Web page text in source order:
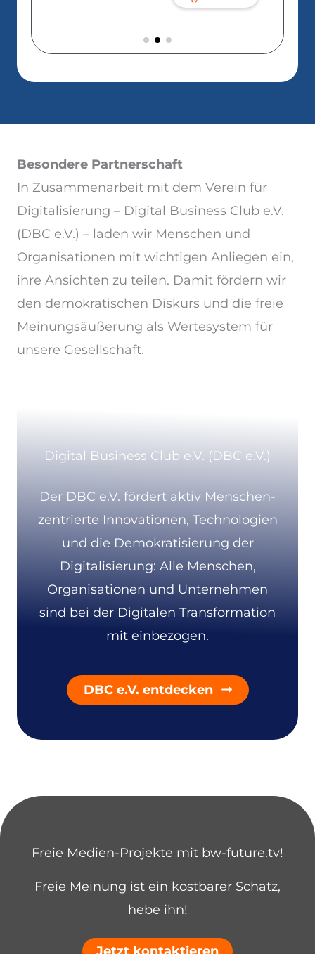
Besondere Partnerschaft
In Zusammenarbeit mit dem Verein für
Digitalisierung – Digital Business Club e.V.
(DBC e.V.) – laden wir Menschen und
Organisationen mit wichtigen Anliegen ein,
ihre Ansichten zu teilen. Damit fördern wir
den demokratischen Diskurs und die freie
Meinungsäußerung als Wertesystem für
unsere Gesellschaft.
Digital Business Club e.V. (DBC e.V.)
Der DBC e.V. fördert aktiv Menschen-
zentrierte Innovationen, Technologien
und die Demokratisierung der
Digitalisierung: Alle Menschen,
Organisationen und Unternehmen
sind bei der Digitalen Transformation
mit einbezogen.
DBC e.V. entdecken
Freie Medien-Projekte mit bw-future.tv!
Freie Meinung ist ein kostbarer Schatz,
hebe ihn!
Jetzt kontaktieren